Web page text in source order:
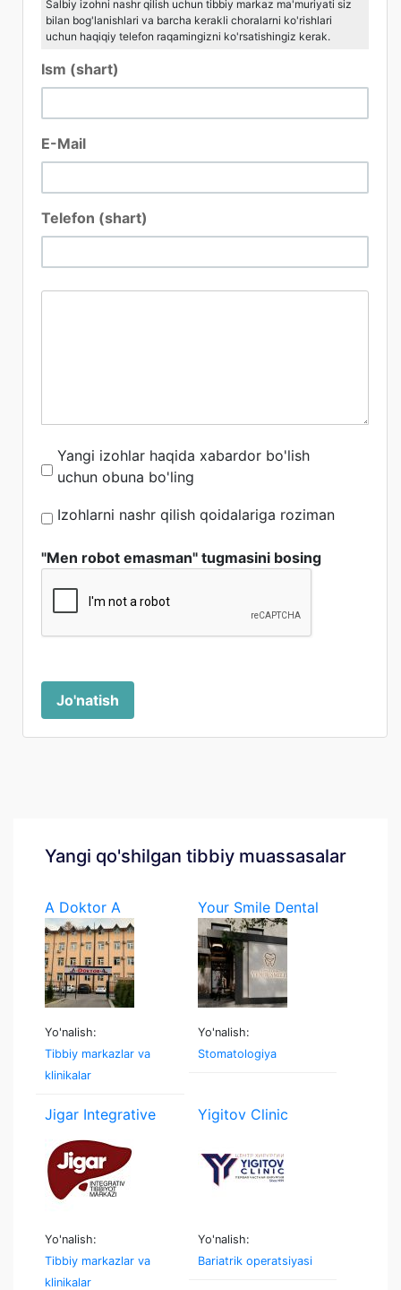
Salbiy izohni nashr qilish uchun tibbiy markaz ma'muriyati siz
bilan bog'lanishlari va barcha kerakli choralarni ko'rishlari
uchun haqiqiy telefon raqamingizni ko'rsatishingiz kerak.
Ism (shart)
E-Mail
Telefon (shart)
Yangi izohlar haqida xabardor bo'lish
uchun obuna bo'ling
Izohlarni nashr qilish qoidalariga roziman
"Men robot emasman" tugmasini bosing
Jo'natish
Yangi qo'shilgan tibbiy muassasalar
A Doktor A
Yo'nalish:
Tibbiy markazlar va
klinikalar
Your Smile Dental
Yo'nalish:
Stomatologiya
Jigar Integrative
Yo'nalish:
Tibbiy markazlar va
klinikalar
Yigitov Clinic
Yo'nalish:
Bariatrik operatsiyasi